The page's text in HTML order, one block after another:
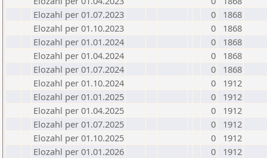
Elozahl per 01.07.2023
0
1868
Elozahl per 01.10.2023
0
1868
Elozahl per 01.01.2024
0
1868
Elozahl per 01.04.2024
0
1868
Elozahl per 01.07.2024
0
1868
Elozahl per 01.10.2024
0
1912
Elozahl per 01.01.2025
0
1912
Elozahl per 01.04.2025
0
1912
Elozahl per 01.07.2025
0
1912
Elozahl per 01.10.2025
0
1912
Elozahl per 01.01.2026
0
1912